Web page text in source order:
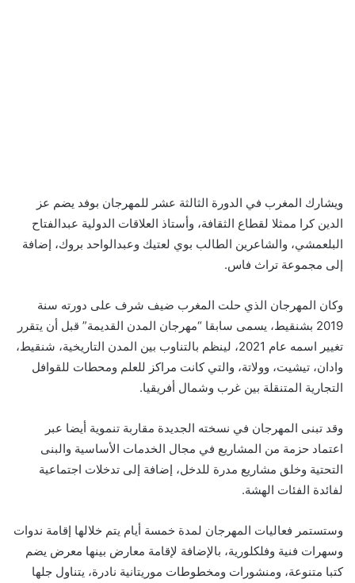
ويشارك المغرب في الدورة الثالثة عشر للمهرجان بوفد يضم عز
الدين كرا ممثلا لقطاع الثقافة، وأستاذ العلاقات الدولية عبدالفتاح
البلعمشي، والشاعرين الطالب بوي لعتيك وعبدالواحد بروك، إضافة
إلى مجموعة تراث فاس.
وكان المهرجان الذي حلت المغرب ضيف شرف على دورته سنة
2019 بشنقيط، يسمى سابقا “مهرجان المدن القديمة” قبل أن يتقرر
تغيير اسمه عام 2021، لينظم بالتناوب بين المدن التاريخية، شنقيط،
وادان، تيشيت، وولاتة، والتي كانت مراكز للعلم ومحطات للقوافل
التجارية المتنقلة بين غرب وشمال أفريقيا.
وقد تبنى المهرجان في نسخته الجديدة مقاربة تنموية أيضا عبر
اعتماد حزمة من المشاريع في مجال الخدمات الأساسية والبنى
التحتية وخلق مشاريع مدرة للدخل، إضافة إلى تدخلات اجتماعية
لفائدة الفئات الهشة.
وستستمر فعاليات المهرجان لمدة خمسة أيام يتم خلالها إقامة ندوات
وسهرات فنية وفلكلورية، بالإضافة لإقامة معارض بينها معرض يضم
كتبا متنوعة، ومنشورات ومخطوطات موريتانية نادرة، يتناول جلها